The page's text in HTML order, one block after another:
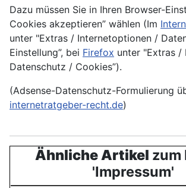
Dazu müssen Sie in Ihren Browser-
Cookies akzeptieren” wählen (Im
unter "Extras / Internetoptionen /
Einstellung”, bei Firefox unter "Extras /
Datenschutz / Cookies”).
(Adsense-Datenschutz-Formulierung
internetratgeber-recht.de)
Ähnliche Artikel zum
'Impressum'